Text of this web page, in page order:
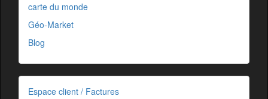
carte du monde
Géo-Market
Blog
Espace client / Factures